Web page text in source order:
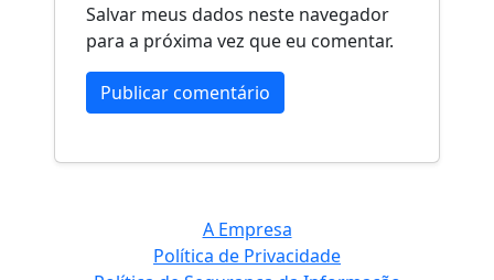
Salvar meus dados neste navegador
para a próxima vez que eu comentar.
A Empresa
Política de Privacidade